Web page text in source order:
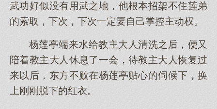
武功好似没有用武之地，他根本招架不住莲弟
的索取，下次，下次一定要自己掌控主动权。
杨莲亭端来水给教主大人清洗之后，便又
陪着教主大人休息了一会，待教主大人恢复过
来以后，东方不败在杨莲亭贴心的伺候下，换
上刚刚脱下的红衣。